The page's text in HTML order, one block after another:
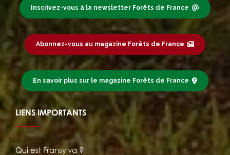
Inscrivez-vous à la newsletter Forêts de France
Abonnez-vous au magazine Forêts de France
En savoir plus sur le magazine Forêts de France
LIENS IMPORTANTS
Qui est Fransylva ?